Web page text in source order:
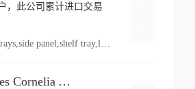
，此公司累计进口交易
Russell James Cornelia Arlington Va